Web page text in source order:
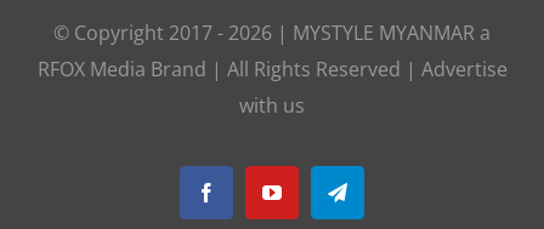
© Copyright 2017 - 2026 | MYSTYLE MYANMAR a
RFOX Media Brand | All Rights Reserved | Advertise
with us
FacebookYouTubeTelegram